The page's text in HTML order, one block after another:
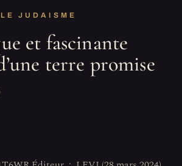
JUDAISME
et fascinante
terre promise